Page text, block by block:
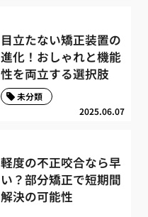
目立たない矯正装置の
進化！おしゃれと機能
性を両立する選択肢
2025.06.07
未分類
軽度の不正咬合なら早
い？部分矯正で短期間
解決の可能性